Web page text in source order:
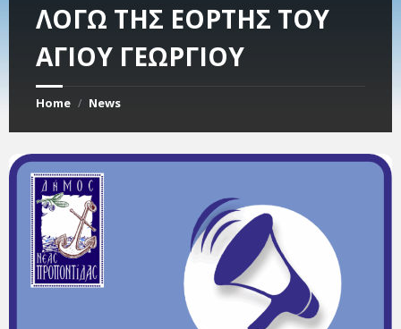
ΛΟΓΩ ΤΗΣ ΕΟΡΤΗΣ ΤΟΥ
ΑΓΙΟΥ ΓΕΩΡΓΙΟΥ
Home / News